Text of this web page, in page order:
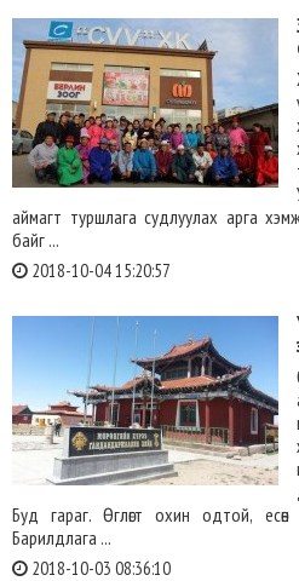
аймагт туршлага судлуулах арга
байг ...
2018-10-04 15:20:57
Буд гараг. Өглөгт охин одтой, есөн
Барилдлага ...
2018-10-03 08:36:10